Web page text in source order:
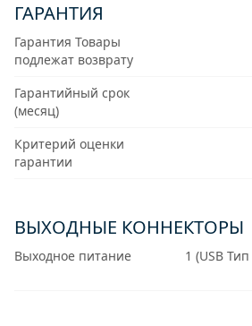
ГАРАНТИЯ
Гарантия Товары
подлежат возврату
Гарантийный срок
(месяц)
Критерий оценки
гарантии
ВЫХОДНЫЕ КОННЕКТОРЫ
Выходное питание
1 (USB